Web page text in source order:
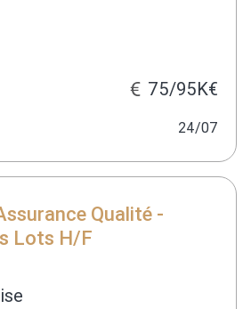
75/95K€
24/07
Qualité -
Lots H/F